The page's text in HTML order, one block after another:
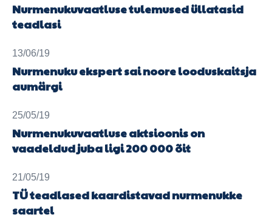
Nurmenukuvaatluse tulemused üllatasid
teadlasi
13/06/19
Nurmenuku ekspert sai noore looduskaitsja
aumärgi
25/05/19
Nurmenukuvaatluse aktsioonis on
vaadeldud juba ligi 200 000 õit
21/05/19
TÜ teadlased kaardistavad nurmenukke
saartel